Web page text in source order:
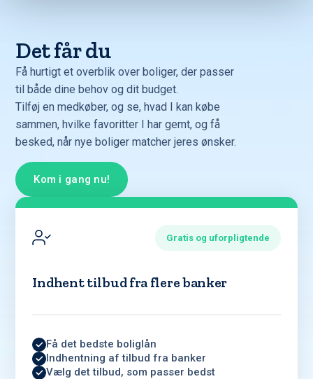
Det får du
Få hurtigt et overblik over boliger, der passer
til både dine behov og dit budget.
Tilføj en medkøber, og se, hvad I kan købe
sammen, hvilke favoritter I har gemt, og få
besked, når nye boliger matcher jeres ønsker.
Kom i gang nu!
Gratis og uforpligtende
Indhent tilbud fra flere banker
Få det bedste boliglån
Indhentning af tilbud fra banker
Vælg det tilbud, som passer bedst